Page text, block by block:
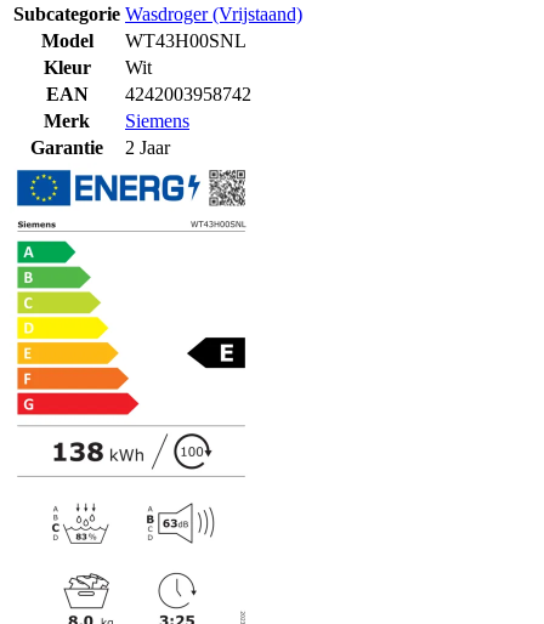
Subcategorie Wasdroger (Vrijstaand)
Model
WT43H00SNL
Kleur
Wit
EAN
4242003958742
Merk
Siemens
Garantie
2 Jaar